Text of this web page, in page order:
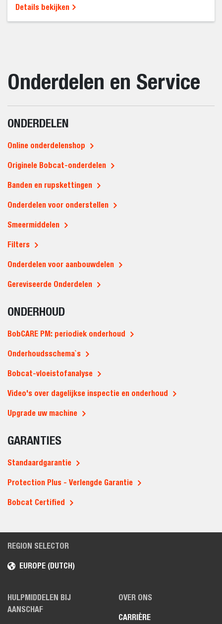
Details bekijken
Onderdelen en Service
ONDERHOUD
BobCARE PM: periodiek onderhoud
Onderhoudsschema`s
Bobcat-vloeistofanalyse
Video's over dagelijkse inspectie en onderhoud
Upgrade uw machine
ONDERDELEN
Online onderdelenshop
Originele Bobcat-onderdelen
Banden en rupskettingen
Onderdelen voor onderstellen
Smeermiddelen
Filters
Onderdelen voor aanbouwdelen
Gereviseerde Onderdelen
GARANTIES
Standaardgarantie
Protection Plus - Verlengde Garantie
Bobcat Certified
REGION SELECTOR
EUROPE (DUTCH)
HULPMIDDELEN BIJ
AANSCHAF
OVER ONS
CARRIÈRE